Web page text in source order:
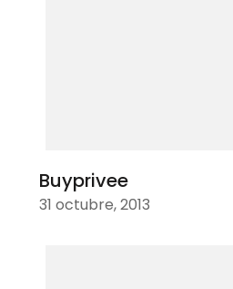
Buyprivee
31 octubre, 2013